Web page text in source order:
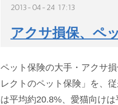
2013-04-24 17:13
アクサ損保、ペ
ペット保険の大手・アクサ
レクトのペット保険」を、
は平均約20.8%、愛猫向け